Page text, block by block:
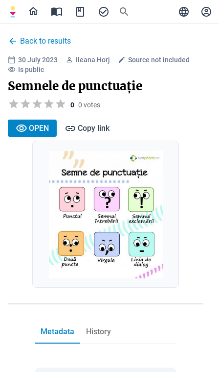
Back to results
30 July 2023 Ileana Horj
Source not included
Is public
Semnele de punctuație
0 0 votes
OPEN Copy link
Metadata History